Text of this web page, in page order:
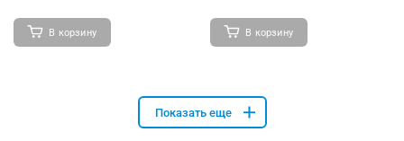
В корзину В корзину
Показать еще